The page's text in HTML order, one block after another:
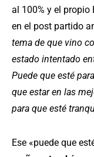
al 100% y el propio
en el post partido
tema de que vino
estado intentado
Puede que esté
que estar en las
para que esté
Ese «puede que